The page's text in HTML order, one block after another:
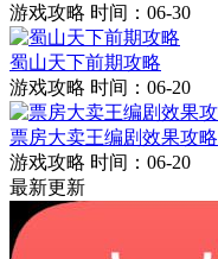
游戏攻略 时间：06-30
蜀山天下前期攻略
游戏攻略 时间：06-20
票房大卖王编剧效果攻略
游戏攻略 时间：06-20
最新更新